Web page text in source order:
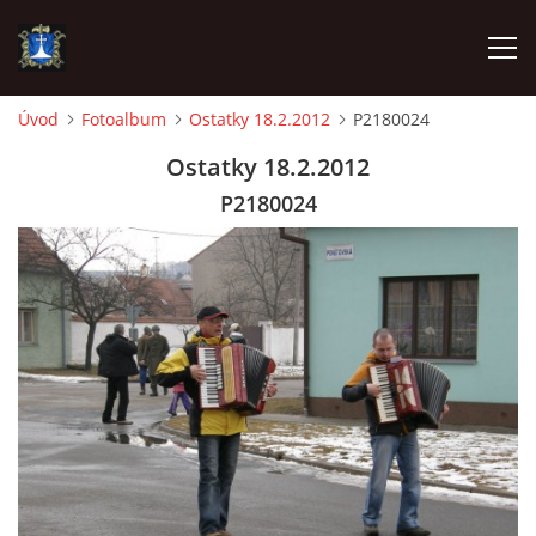
VÝJEZDY
INFORMACE JEDNOTKY »
TECHNIKA
OZNAČENÍ HASIČSKÉ TECHNIKY
Úvod Fotoalbum Ostatky 18.2.2012 P2180024
Ostatky 18.2.2012
P2180024